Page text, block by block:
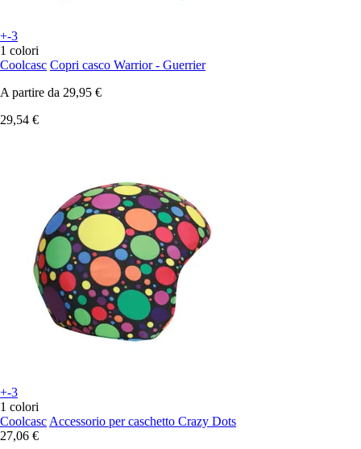
+-3
1 colori
Coolcasc Copri casco Warrior - Guerrier
A partire da 29,95 €
29,54 €
+-3
1 colori
Coolcasc Accessorio per caschetto Crazy Dots
27,06 €